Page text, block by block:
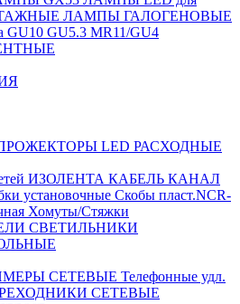
ЛАМПЫ ГАЛОГЕНОВЫЕ
GU10 GU5.3 MR11/GU4
LED РАСХОДНЫЕ
ИЗОЛЕНТА КАБЕЛЬ КАНАЛ
установочные Скобы пласт.NCR-
Хомуты/Стяжки
СВЕТИЛЬНИКИ
СЕТЕВЫЕ Телефонные удл.
СЕТЕВЫЕ